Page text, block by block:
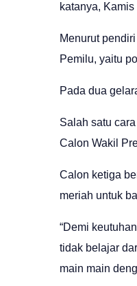
katanya, Kamis
Menurut
Pemilu, yaitu
Pada dua
Salah satu
Calon Wakil
Calon ketiga
meriah untuk
“Demi
tidak belajar
main main